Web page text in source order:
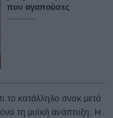
που αγαπούσες
το κατάλληλο σνακ μετά
τη μυϊκή ανάπτυξη. Η